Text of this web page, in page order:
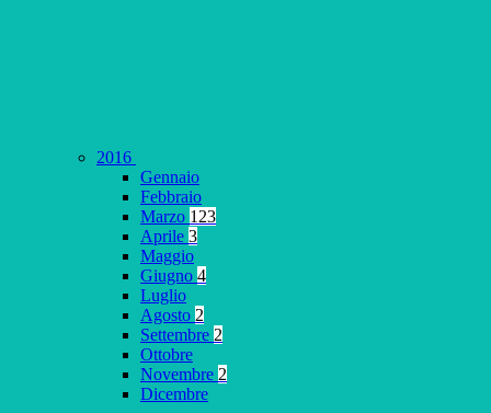
2016
Gennaio
Febbraio
Marzo 123
Aprile 3
Maggio
Giugno 4
Luglio
Agosto 2
Settembre 2
Ottobre
Novembre 2
Dicembre